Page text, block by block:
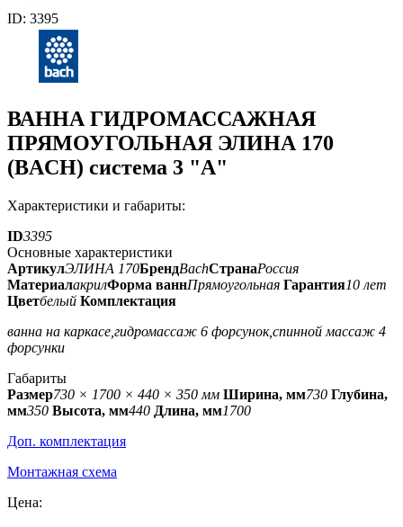
ID: 3395
ВАННА ГИДРОМАССАЖНАЯ
ПРЯМОУГОЛЬНАЯ ЭЛИНА 170
(BACH) система 3 "А"
Характеристики и габариты:
ID3395
Основные характеристики
АртикулЭЛИНА 170БрендBachСтранаРоссия
МатериалакрилФорма ваннПрямоугольная Гарантия10 лет
Цветбелый Комплектация
ванна на каркасе,гидромассаж 6 форсунок,спинной массаж 4
форсунки
Габариты
Размер730 × 1700 × 440 × 350 мм Ширина, мм730 Глубина,
мм350 Высота, мм440 Длина, мм1700
Доп. комплектация
Монтажная схема
Цена: